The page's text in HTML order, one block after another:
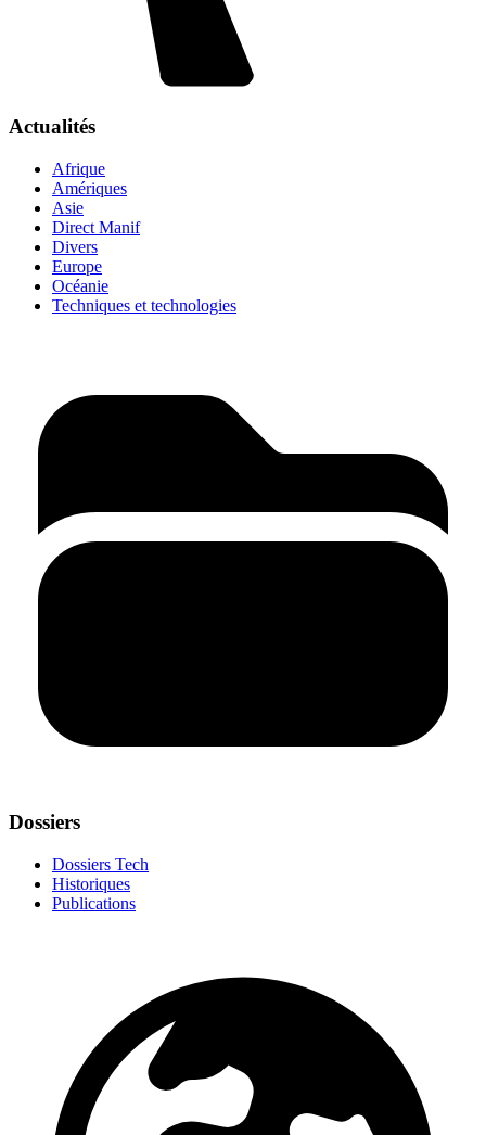
Actualités
Afrique
Amériques
Asie
Direct Manif
Divers
Europe
Océanie
Techniques et technologies
Dossiers
Dossiers Tech
Historiques
Publications